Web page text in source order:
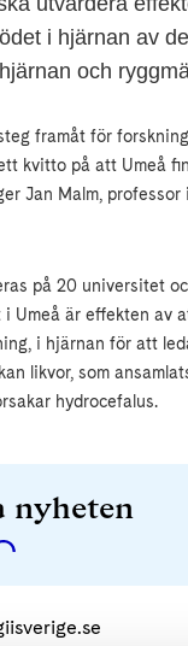
i hjärnan av
och
framåt för
kvitto på att Umeå
Jan Malm, professor
på 20 universitet
i Umeå är effekten av
i hjärnan för att
likvor, som
hydrocefalus.
nyheten